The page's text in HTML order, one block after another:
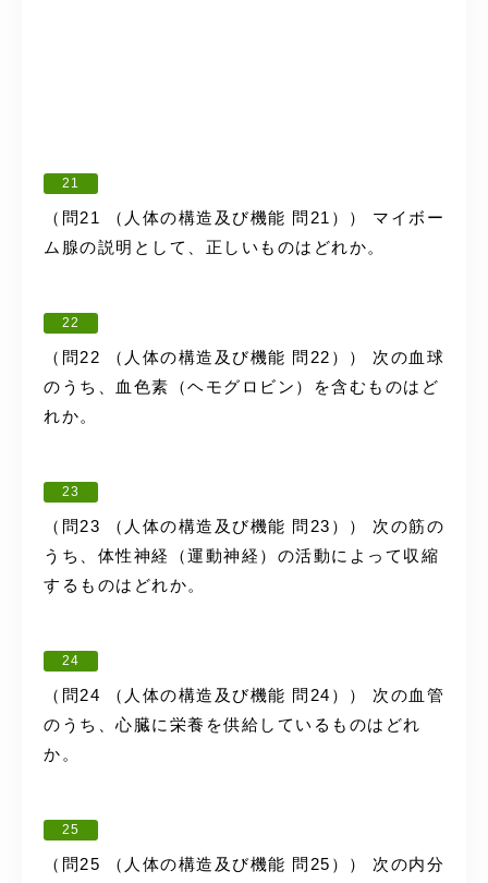
21
（問21 （人体の構造及び機能 問21）） マイボー
ム腺の説明として、正しいものはどれか。
22
（問22 （人体の構造及び機能 問22）） 次の血球
のうち、血色素（ヘモグロビン）を含むものはど
れか。
23
（問23 （人体の構造及び機能 問23）） 次の筋の
うち、体性神経（運動神経）の活動によって収縮
するものはどれか。
24
（問24 （人体の構造及び機能 問24）） 次の血管
のうち、心臓に栄養を供給しているものはどれ
か。
25
（問25 （人体の構造及び機能 問25）） 次の内分